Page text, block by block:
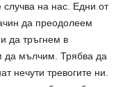
на нас. Едни от
да преодолеем
да тръгнем в
да мълчим. Трябва да
нечути тревогите ни.